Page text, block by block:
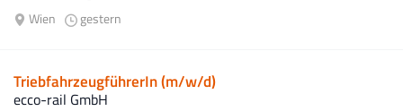
Wien gestern
TriebfahrzeugführerIn (m/w/d)
ecco-rail GmbH